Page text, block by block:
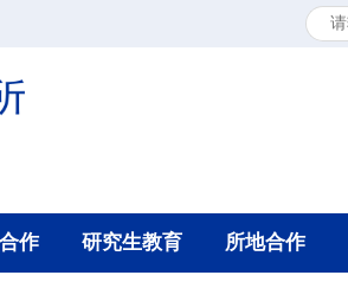
作 研究生教育 所地合作